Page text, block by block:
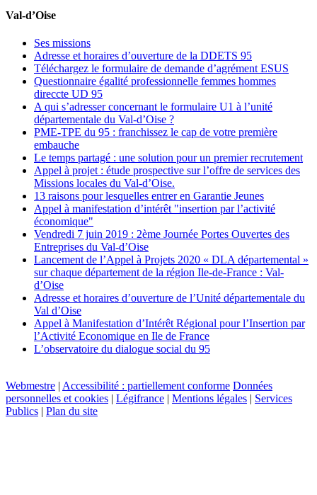
Val-d’Oise
Ses missions
Adresse et horaires d’ouverture de la DDETS 95
Téléchargez le formulaire de demande d’agrément ESUS
Questionnaire égalité professionnelle femmes hommes
direccte UD 95
A qui s’adresser concernant le formulaire U1 à l’unité
départementale du Val-d’Oise ?
PME-TPE du 95 : franchissez le cap de votre première
embauche
Le temps partagé : une solution pour un premier recrutement
Appel à projet : étude prospective sur l’offre de services des
Missions locales du Val-d’Oise.
13 raisons pour lesquelles entrer en Garantie Jeunes
Appel à manifestation d’intérêt "insertion par l’activité
économique"
Vendredi 7 juin 2019 : 2ème Journée Portes Ouvertes des
Entreprises du Val-d’Oise
Lancement de l’Appel à Projets 2020 « DLA départemental »
sur chaque département de la région Ile-de-France : Val-
d’Oise
Adresse et horaires d’ouverture de l’Unité départementale du
Val d’Oise
Appel à Manifestation d’Intérêt Régional pour l’Insertion par
l’Activité Economique en Ile de France
L’observatoire du dialogue social du 95
Webmestre | Accessibilité : partiellement conforme Données
personnelles et cookies | Légifrance | Mentions légales | Services
Publics | Plan du site